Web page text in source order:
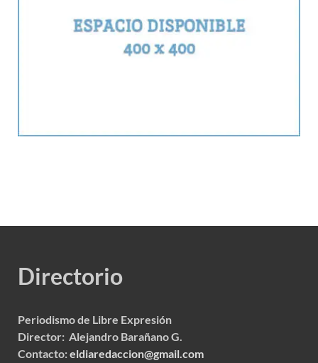
Directorio
Periodismo de Libre Expresión
Director: Alejandro Barañano G.
Contacto:eldiaredaccion@gmail.com